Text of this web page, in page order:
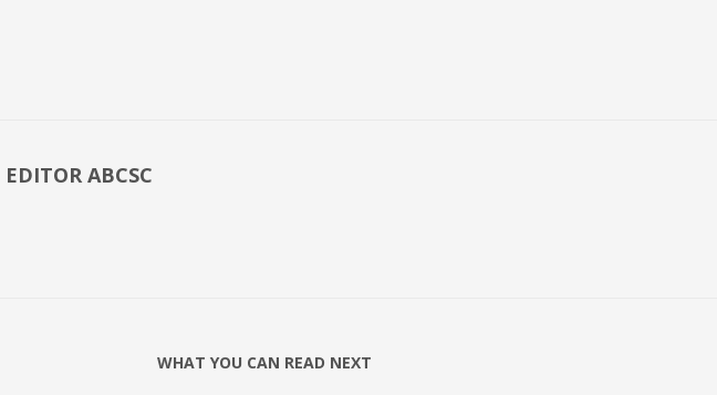
EDITOR ABCSC
WHAT YOU CAN READ NEXT